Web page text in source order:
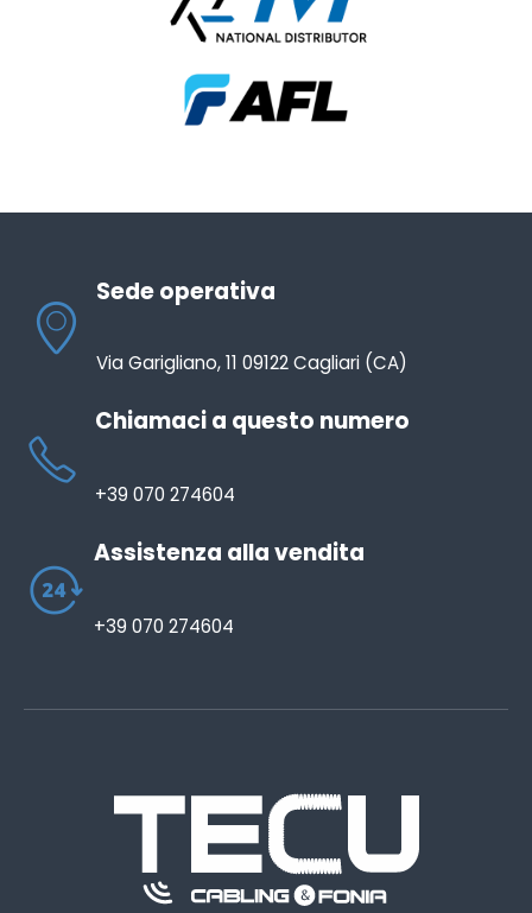
Sede operativa
Via Garigliano, 11 09122 Cagliari (CA)
Chiamaci a questo numero
+39 070 274604
Assistenza alla vendita
+39 070 274604